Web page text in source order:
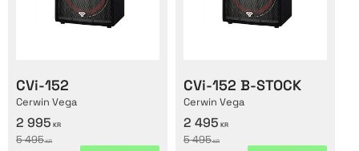
CVi-152
Cerwin Vega
2 995 KR
5 495KR
CVi-152 B-STOCK
Cerwin Vega
2 495 KR
5 495KR